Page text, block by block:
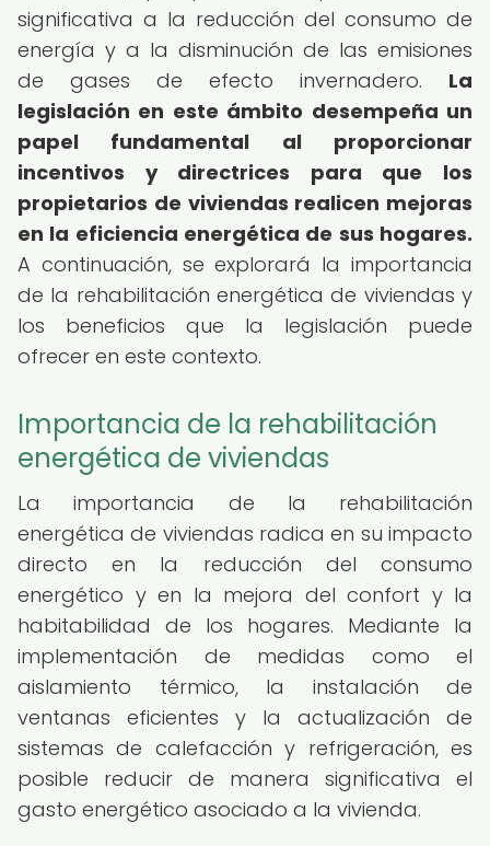
significativa a la reducción del consumo de
energía y a la disminución de las emisiones
de gases de efecto invernadero. La
legislación en este ámbito desempeña un
papel fundamental al proporcionar
incentivos y directrices para que los
propietarios de viviendas realicen mejoras
en la eficiencia energética de sus hogares.
A continuación, se explorará la importancia
de la rehabilitación energética de viviendas y
los beneficios que la legislación puede
ofrecer en este contexto.
Importancia de la rehabilitación
energética de viviendas
La importancia de la rehabilitación
energética de viviendas radica en su impacto
directo en la reducción del consumo
energético y en la mejora del confort y la
habitabilidad de los hogares. Mediante la
implementación de medidas como el
aislamiento térmico, la instalación de
ventanas eficientes y la actualización de
sistemas de calefacción y refrigeración, es
posible reducir de manera significativa el
gasto energético asociado a la vivienda.